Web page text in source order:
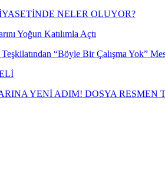
NELER OLUYOR?
Yoğun Katılımla Açtı
“Böyle Bir Çalışma Yok”
YENİ ADIM! DOSYA RESMEN